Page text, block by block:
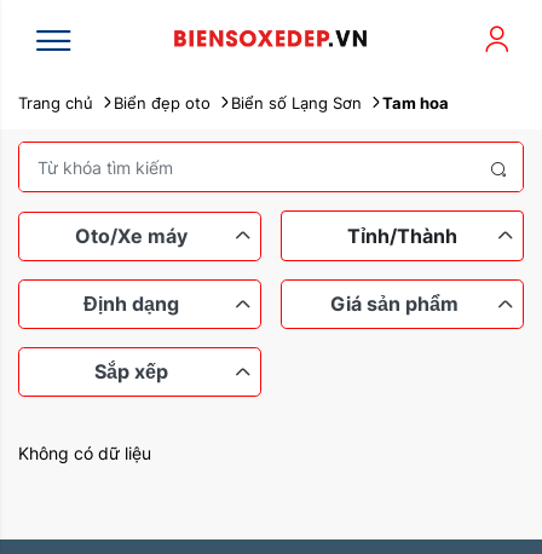
Trang chủ Biển đẹp oto Biển số Lạng Sơn Tam hoa
Oto/Xe máy
Xe máy Ô tô
Tỉnh/Thành
Định dạng
Sảnh rồng Dễ nhớ
Giá sản phẩm
Từ 200 đến 500 triệu
Sắp xếp
Không có dữ liệu